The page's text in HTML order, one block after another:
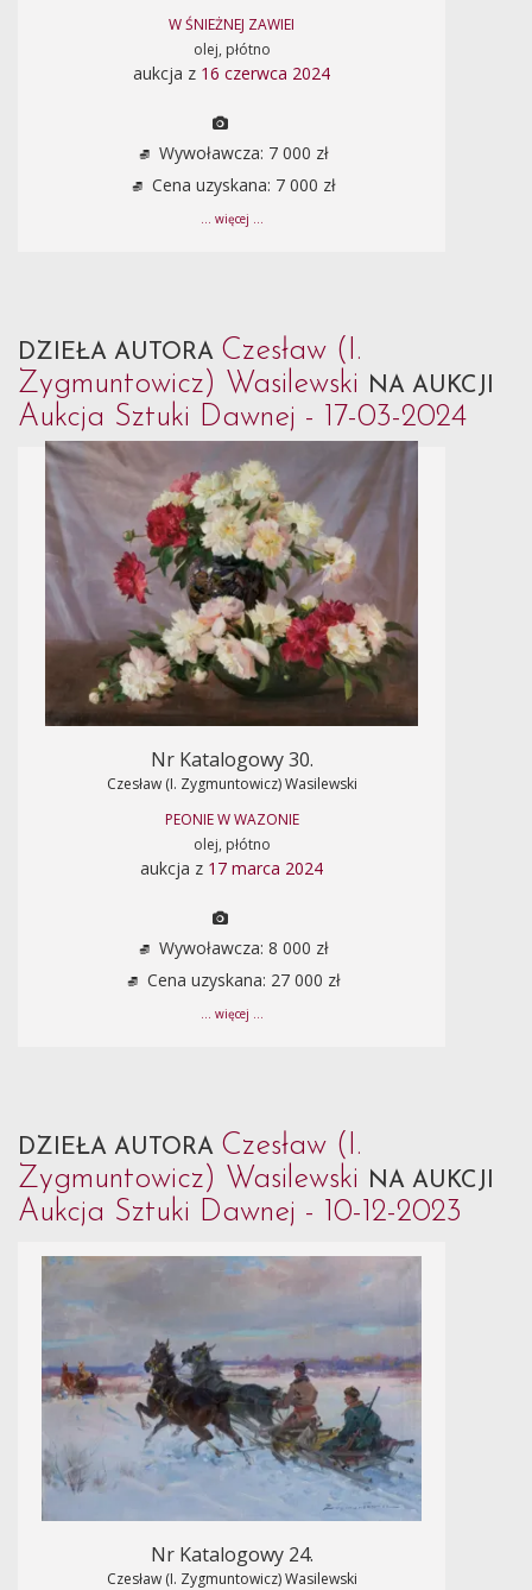
W ŚNIEŻNEJ ZAWIEI
olej, płótno
aukcja z 16 czerwca 2024
Wywoławcza: 7 000 zł
Cena uzyskana: 7 000 zł
... więcej ...
DZIEŁA AUTORA Czesław (I.
Zygmuntowicz) Wasilewski NA AUKCJI
Aukcja Sztuki Dawnej - 17-03-2024
Nr Katalogowy 30.
Czesław (I. Zygmuntowicz) Wasilewski
PEONIE W WAZONIE
olej, płótno
aukcja z 17 marca 2024
Wywoławcza: 8 000 zł
Cena uzyskana: 27 000 zł
... więcej ...
DZIEŁA AUTORA Czesław (I.
Zygmuntowicz) Wasilewski NA AUKCJI
Aukcja Sztuki Dawnej - 10-12-2023
Nr Katalogowy 24.
Czesław (I. Zygmuntowicz) Wasilewski